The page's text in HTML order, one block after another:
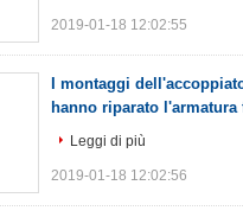
2019-01-18 12:02:55
I montaggi
hanno riparato
Leggi di più
2019-01-18 12:02:56